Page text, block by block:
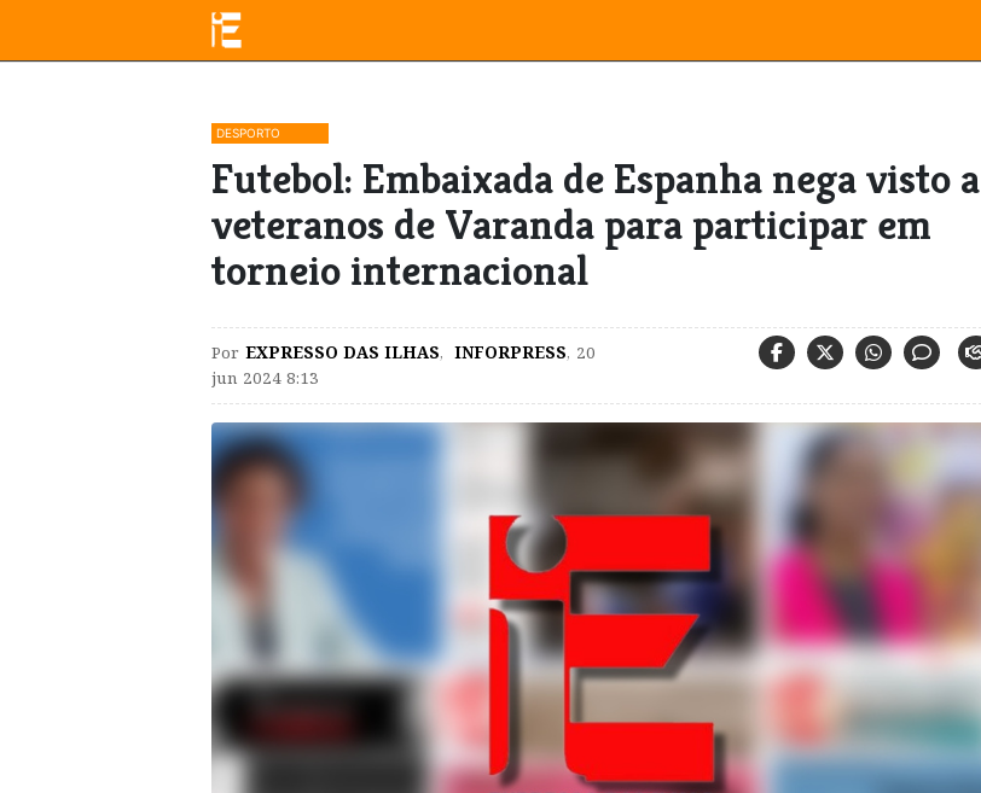
DESPORTO
Futebol: Embaixada de Espanha nega visto a
veteranos de Varanda para participar em
torneio internacional
Por EXPRESSO DAS ILHAS, INFORPRESS, 20
jun 2024 8:13